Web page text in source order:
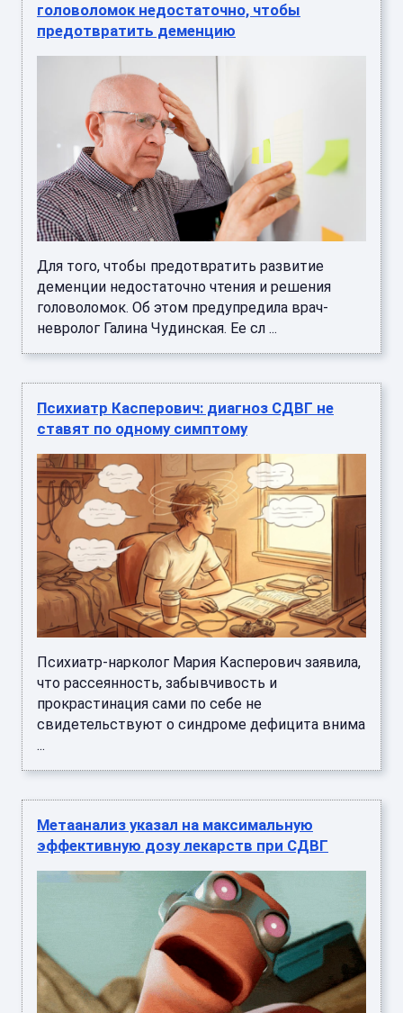
головоломок недостаточно, чтобы
предотвратить деменцию
Для того, чтобы предотвратить развитие
деменции недостаточно чтения и решения
головоломок. Об этом предупредила врач-
невролог Галина Чудинская. Ее сл ...
Психиатр Касперович: диагноз СДВГ не
ставят по одному симптому
Психиатр-нарколог Мария Касперович заявила,
что рассеянность, забывчивость и
прокрастинация сами по себе не
свидетельствуют о синдроме дефицита внима
...
Метаанализ указал на максимальную
эффективную дозу лекарств при СДВГ